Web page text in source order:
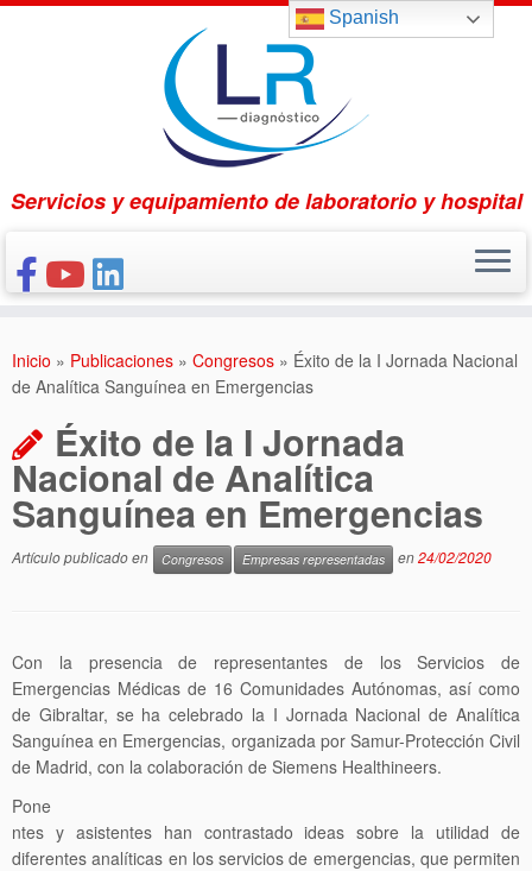
Saltar
Servicios y equipamiento de laboratorio y hospital
CONÓCENOS
PUBLICACIONES
CONTACTO
Inicio » Publicaciones » Congresos » Éxito de la I Jornada Nacional
de Analítica Sanguínea en Emergencias
Éxito de la I Jornada
Nacional de Analítica
Sanguínea en Emergencias
Artículo publicado en Congresos Empresas representadas en24/02/2020
Con la presencia de representantes de los Servicios de
Emergencias Médicas de 16 Comunidades Autónomas, así como
de Gibraltar, se ha celebrado la I Jornada Nacional de Analítica
Sanguínea en Emergencias, organizada por Samur-Protección Civil
de Madrid, con la colaboración de Siemens Healthineers.
Pone
ntes y asistentes han contrastado ideas sobre la utilidad de
diferentes analíticas en los servicios de emergencias, que permiten
Spanish